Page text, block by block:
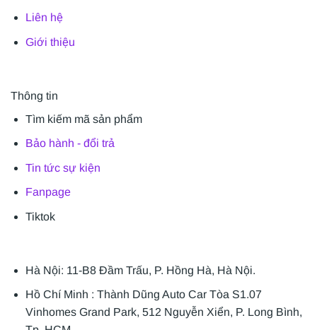
Liên hệ
Giới thiệu
Thông tin
Tìm kiếm mã sản phẩm
Bảo hành - đổi trả
Tin tức sự kiện
Fanpage
Tiktok
Hà Nội: 11-B8 Đầm Trấu, P. Hồng Hà, Hà Nội.
Hồ Chí Minh : Thành Dũng Auto Car Tòa S1.07
Vinhomes Grand Park, 512 Nguyễn Xiển, P. Long Bình,